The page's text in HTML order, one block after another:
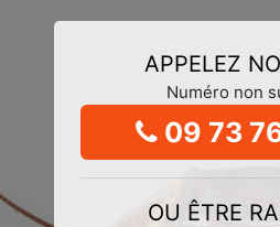
APPELEZ
Numéro non
09 73
OU ÊTRE